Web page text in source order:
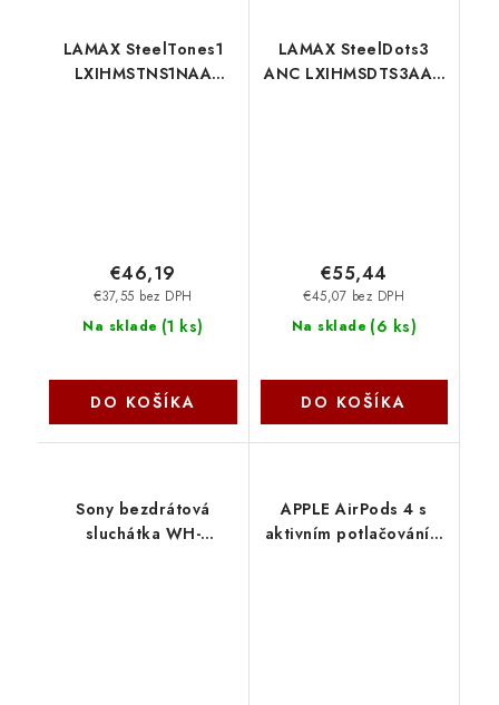
LAMAX SteelTones1
LXIHMSTNS1NAA
Na sklade (1 ks)
€37,55 bez DPH
€46,19
DO KOŠÍKA
LAMAX SteelDots3
ANC LXIHMSDTS3AAA
Na sklade (6 ks)
€45,07 bez DPH
€55,44
DO KOŠÍKA
Sony bezdrátová
sluchátka WH-
APPLE AirPods 4 s
aktivním potlačováním